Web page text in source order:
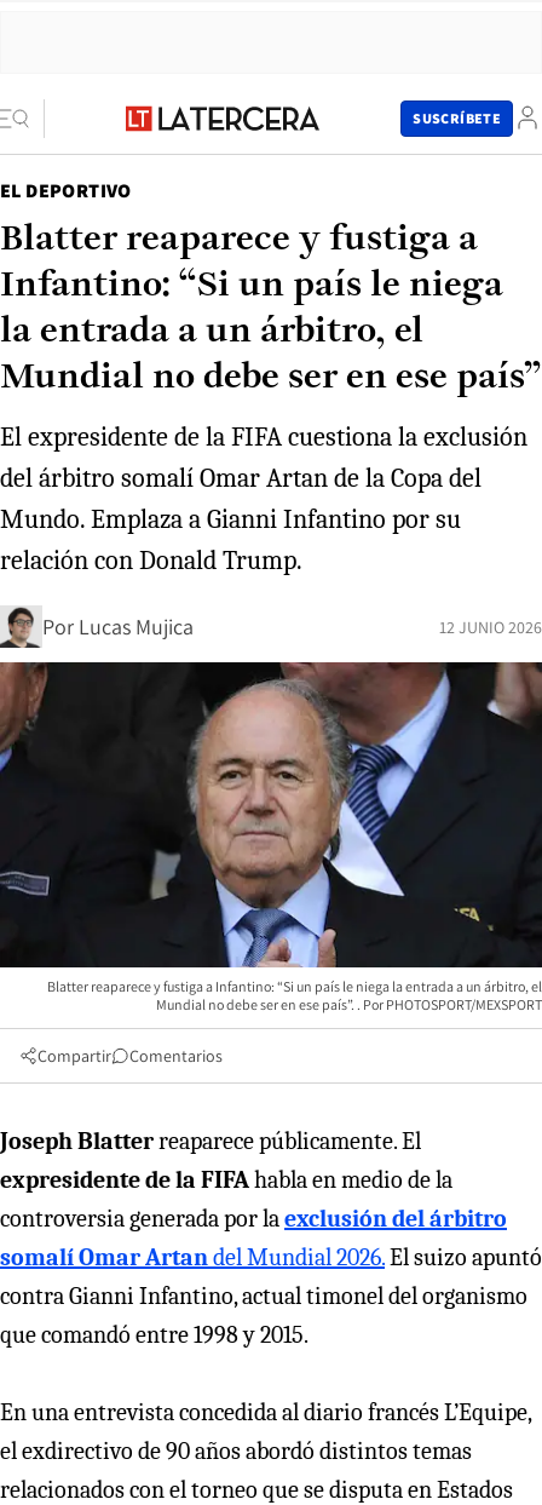
SUSCRÍBETE
EL DEPORTIVO
Blatter reaparece y fustiga a
Infantino: “Si un país le niega
la entrada a un árbitro, el
Mundial no debe ser en ese país”
El expresidente de la FIFA cuestiona la exclusión
del árbitro somalí Omar Artan de la Copa del
Mundo. Emplaza a Gianni Infantino por su
relación con Donald Trump.
Por Lucas Mujica 12 JUNIO 2026
Blatter reaparece y fustiga a Infantino: “Si un país le niega la entrada a un árbitro, el
Mundial no debe ser en ese país”.
PHOTOSPORT/MEXSPORT
Compartir Comentarios
Joseph Blatterreaparece públicamente. El
expresidente de la FIFAhabla en medio de la
controversia generada por laexclusión del árbitro
somalí Omar Artandel Mundial 2026.El suizo apuntó
contra Gianni Infantino, actual timonel del organismo
que comandó entre 1998 y 2015.
En una entrevista concedida al diario francés L’Equipe,
el exdirectivo de 90 años abordó distintos temas
relacionados con el torneo que se disputa en Estados